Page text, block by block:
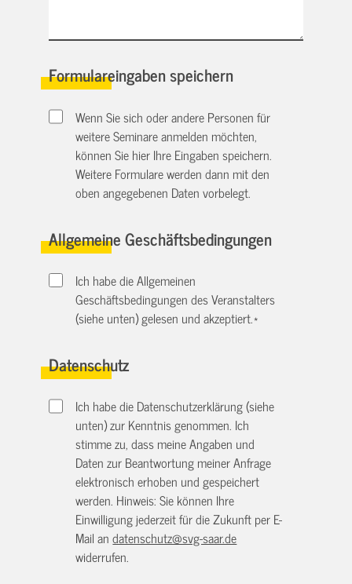
Formulareingaben speichern
Wenn Sie sich oder andere Personen für
weitere Seminare anmelden möchten,
können Sie hier Ihre Eingaben speichern.
Weitere Formulare werden dann mit den
oben angegebenen Daten vorbelegt.
Allgemeine Geschäftsbedingungen
Ich habe die Allgemeinen
Geschäftsbedingungen des Veranstalters
(siehe unten) gelesen und akzeptiert.*
Datenschutz
Ich habe die Datenschutzerklärung (siehe
unten) zur Kenntnis genommen. Ich
stimme zu, dass meine Angaben und
Daten zur Beantwortung meiner Anfrage
elektronisch erhoben und gespeichert
werden. Hinweis: Sie können Ihre
Einwilligung jederzeit für die Zukunft per E-
Mail andatenschutz@svg-saar.de
widerrufen.